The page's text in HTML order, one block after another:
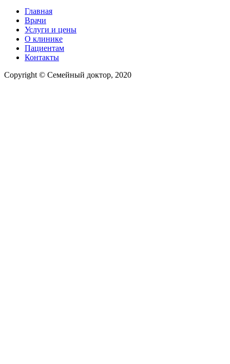
Главная
Врачи
Услуги и цены
О клинике
Пациентам
Контакты
Copyright © Семейный доктор, 2020